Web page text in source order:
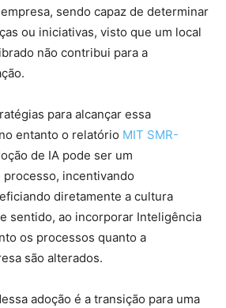
sendo capaz de determinar
ou iniciativas, visto que um local
não contribui para a
para alcançar essa
entanto o relatório MIT SMR-
de IA pode ser um
incentivando
diretamente a cultura
sentido, ao incorporar Inteligência
os processos quanto a
são alterados.
adoção é a transição para uma